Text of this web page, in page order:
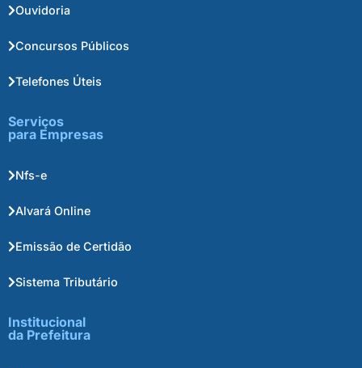
Ouvidoria
Concursos Públicos
Telefones Úteis
Serviços
para Empresas
Nfs-e
Alvará Online
Emissão de Certidão
Sistema Tributário
Institucional
da Prefeitura